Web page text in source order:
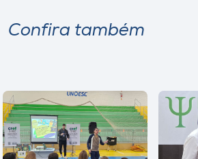
Confira também